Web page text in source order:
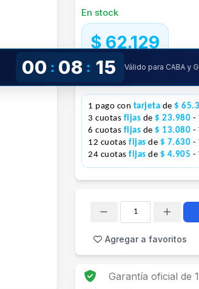
En stock
$ 62.129
Precio especial con transferencia
1 pago con tarjeta de $
3 cuotas fijas de $ 23.980 -
6 cuotas fijas de $ 13.080 -
12 cuotas fijas de $ 7.630 -
24 cuotas fijas de $ 4.905 -
00 : 08 : 15 Válido para CABA y
Agregar a favoritos
Garantía oficial de